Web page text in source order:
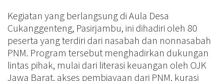
Kegiatan yang berlangsung di Aula Desa
Cukanggenteng, Pasirjambu, ini dihadiri oleh 80
peserta yang terdiri dari nasabah dan nonnasabah
PNM. Program tersebut menghadirkan dukungan
lintas pihak, mulai dari literasi keuangan oleh OJK
Jawa Barat, akses pembiayaan dari PNM, kurasi